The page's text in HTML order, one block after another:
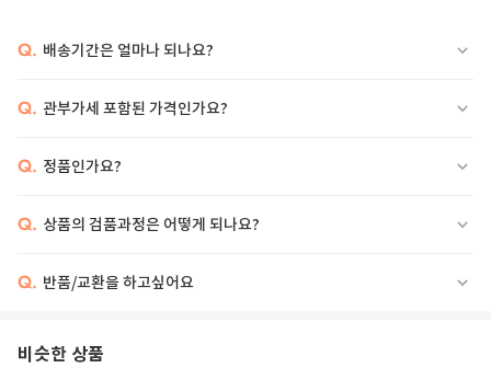
Q. 배송기간은 얼마나 되나요?
Q. 관부가세 포함된 가격인가요?
Q. 정품인가요?
Q. 상품의 검품과정은 어떻게 되나요?
Q. 반품/교환을 하고싶어요
비슷한 상품